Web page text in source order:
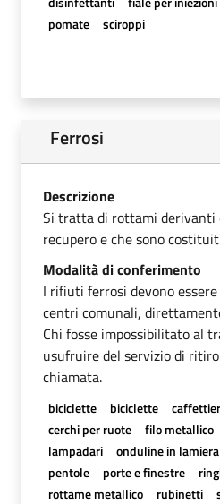
pomate
sciroppi
Ferrosi
Descrizione
Si tratta di rottami derivanti
recupero e che sono
Modalità di conferimento
I rifiuti ferrosi devono
centri comunali,
Chi fosse impossibilitato al
usufruire del servizio di
chiamata.
biciclette biciclette
cerchi per ruote
filo metallico
lampadari
onduline in lamiera
pentole
porte e finestre
rottame metallico
rubinetti